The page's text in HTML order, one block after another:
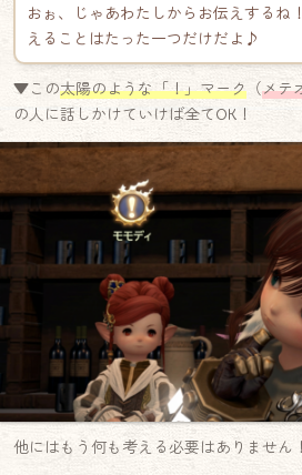
おぉ、じゃあわたしからお伝えするね
えることはたった一つだけだよ♪
▼この太陽のような「！」マーク （メテ
の人に話しかけていけば全てOK！
他にはもう何も考える必要はありません！